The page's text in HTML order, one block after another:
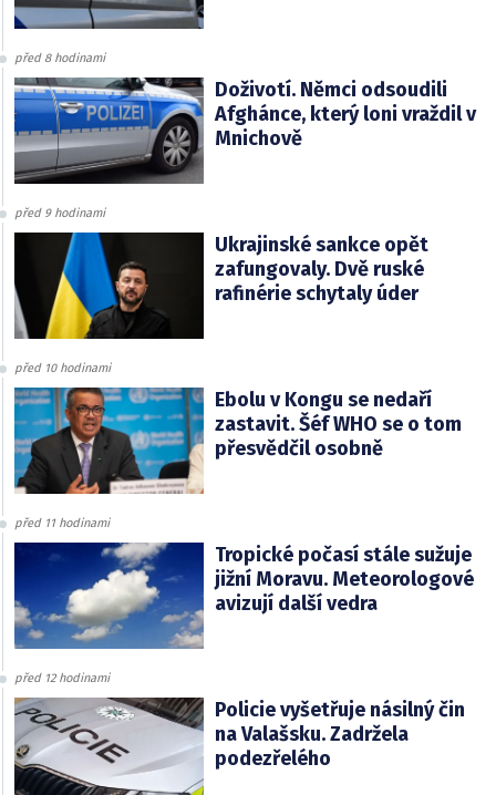
před 8 hodinami
Doživotí. Němci odsoudili
Afghánce, který loni vraždil v
Mnichově
před 9 hodinami
Ukrajinské sankce opět
zafungovaly. Dvě ruské
rafinérie schytaly úder
před 10 hodinami
Ebolu v Kongu se nedaří
zastavit. Šéf WHO se o tom
přesvědčil osobně
před 11 hodinami
Tropické počasí stále sužuje
jižní Moravu. Meteorologové
avizují další vedra
před 12 hodinami
Policie vyšetřuje násilný čin
na Valašsku. Zadržela
podezřelého